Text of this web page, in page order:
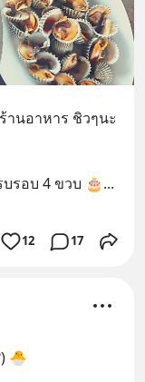
านอาหาร ชิวๆนะ
รอบ 4 ขวบ 🎂...
12 17
🐣